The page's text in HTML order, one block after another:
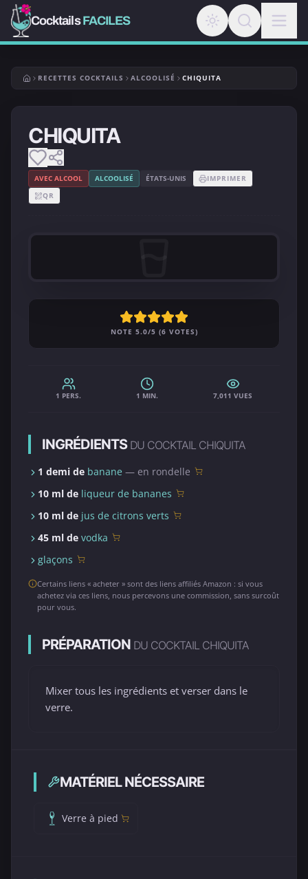
CocktailsFACILES
RECETTES COCKTAILS ALCOOLISÉ CHIQUITA
CHIQUITA
AVEC ALCOOL ALCOOLISÉ ÉTATS-UNIS
IMPRIMER
QR
NOTE 5.0/5 (6 VOTES)
1 PERS. 1 MIN. 7,011 VUES
INGRÉDIENTS DU COCKTAIL CHIQUITA
1 demi de banane — en rondelle
10 ml de liqueur de bananes
10 ml de jus de citrons verts
45 ml de vodka
glaçons
Certains liens « acheter » sont des liens affiliés Amazon : si vous
achetez via ces liens, nous percevons une commission, sans surcoût
pour vous.
PRÉPARATION DU COCKTAIL CHIQUITA
Mixer tous les ingrédients et verser dans le
verre.
MATÉRIEL NÉCESSAIRE
Verre à pied